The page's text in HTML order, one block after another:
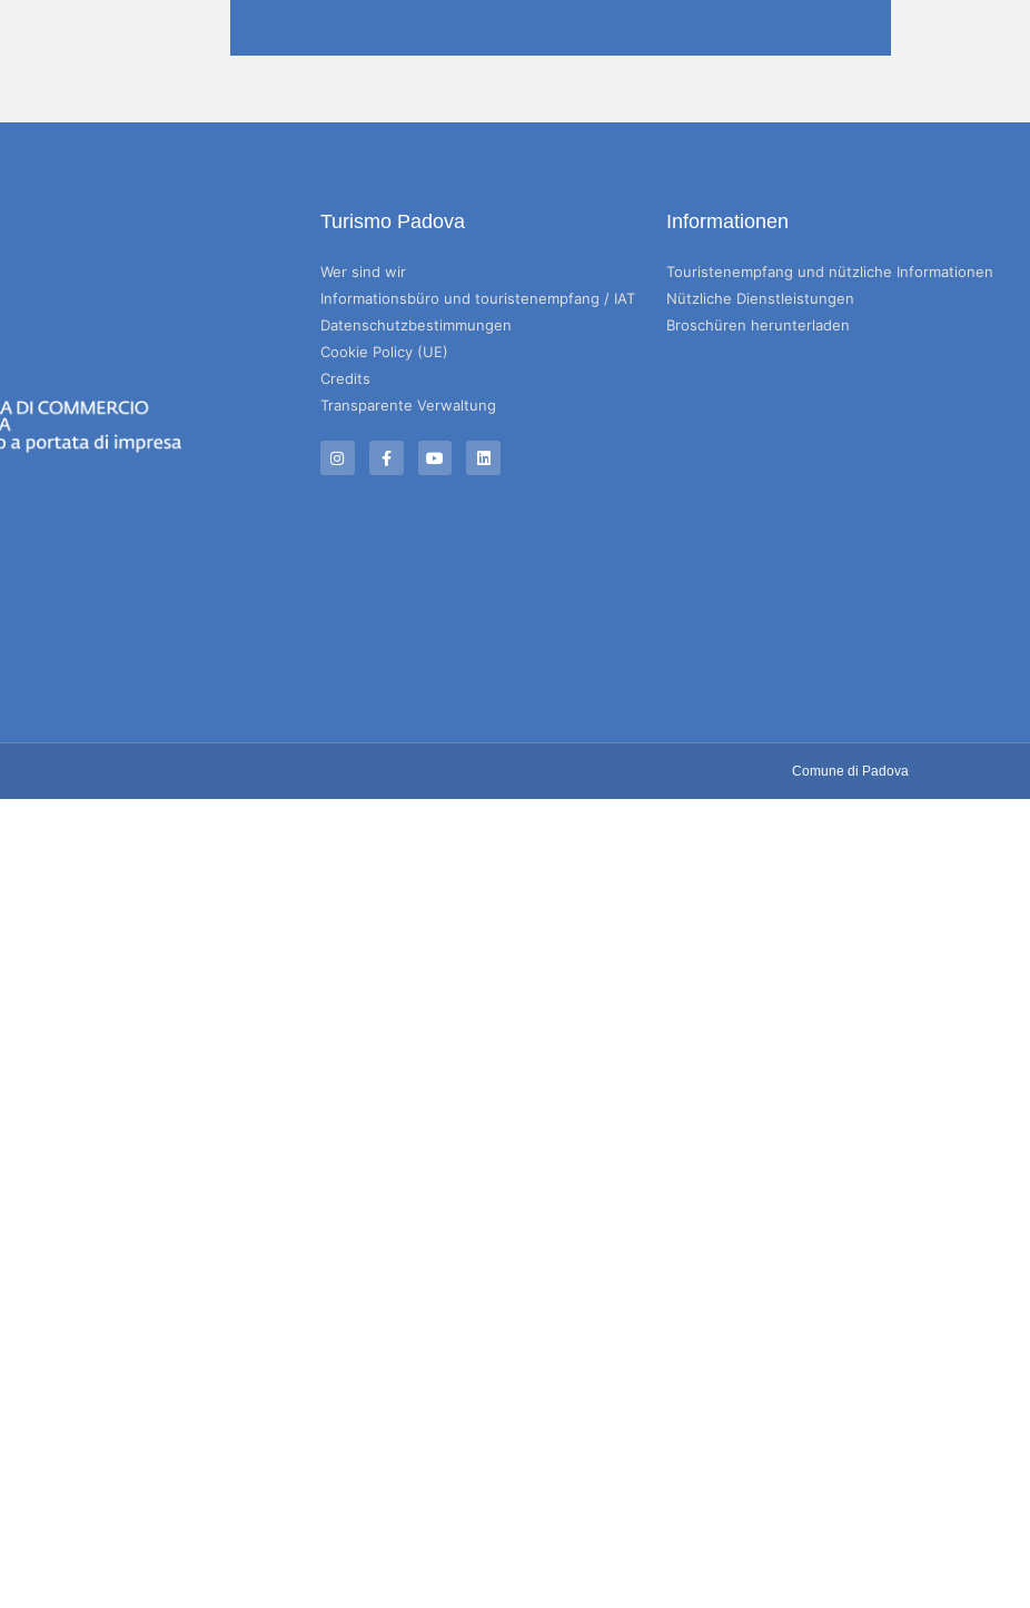
Turismo Padova
Wer sind wir
Informationsbüro und touristenempfang / IAT
Datenschutzbestimmungen
Cookie Policy (UE)
Credits
Transparente Verwaltung
Informationen
Touristenempfang und nützliche Informationen
Nützliche Dienstleistungen
Broschüren herunterladen
Comune di Padova